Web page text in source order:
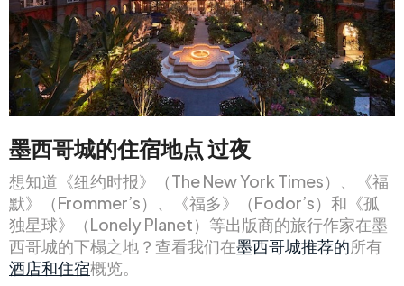
墨西哥城的住宿地点过夜
想知道《纽约时报》（The New York Times）、《福
默》（Frommer’s）、《福多》（Fodor’s）和《孤
独星球》（Lonely Planet）等出版商的旅行作家在墨
西哥城的下榻之地？查看我们在墨西哥城推荐的所有
酒店和住宿概览。